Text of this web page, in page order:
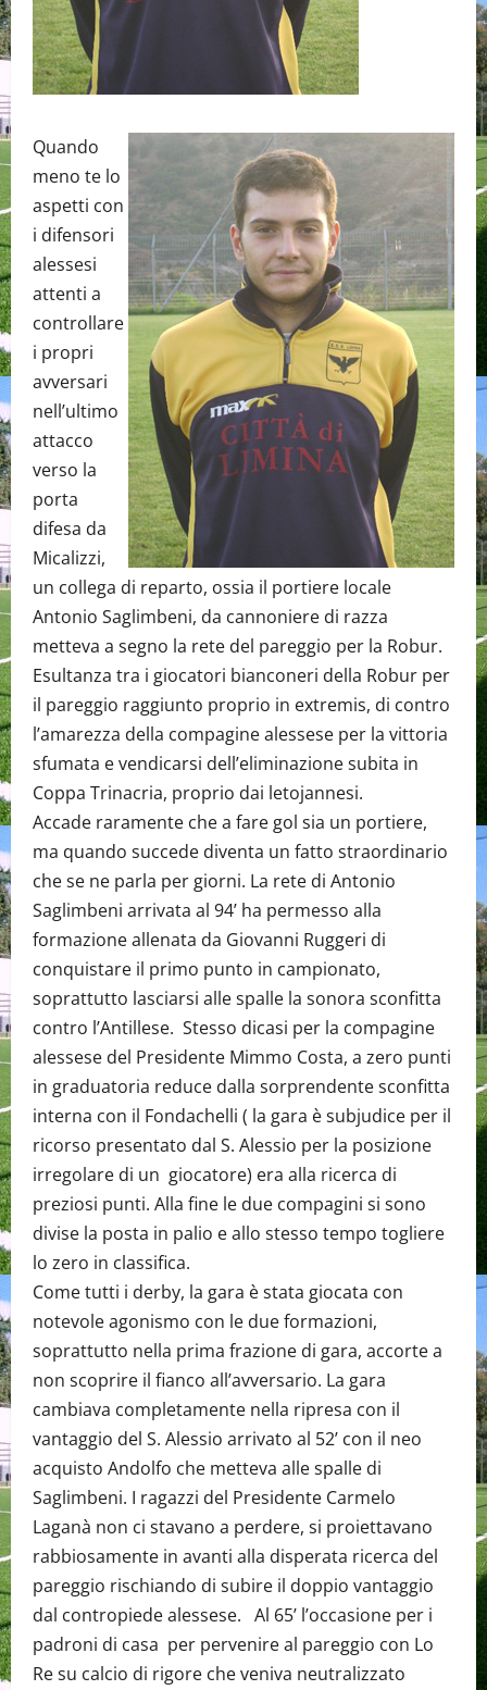
Quando
meno te lo
aspetti con
i difensori
alessesi
attenti a
controllare
i propri
avversari
nell’ultimo
attacco
verso la
porta
difesa da
Micalizzi,
un collega di reparto, ossia il portiere locale
Antonio Saglimbeni, da cannoniere di razza
metteva a segno la rete del pareggio per la Robur.
Esultanza tra i giocatori bianconeri della Robur per
il pareggio raggiunto proprio in extremis, di contro
l’amarezza della compagine alessese per la vittoria
sfumata e vendicarsi dell’eliminazione subita in
Coppa Trinacria, proprio dai letojannesi.
Accade raramente che a fare gol sia un portiere,
ma quando succede diventa un fatto straordinario
che se ne parla per giorni. La rete di Antonio
Saglimbeni arrivata al 94’ ha permesso alla
formazione allenata da Giovanni Ruggeri di
conquistare il primo punto in campionato,
soprattutto lasciarsi alle spalle la sonora sconfitta
contro l’Antillese. Stesso dicasi per la compagine
alessese del Presidente Mimmo Costa, a zero punti
in graduatoria reduce dalla sorprendente sconfitta
interna con il Fondachelli ( la gara è subjudice per il
ricorso presentato dal S. Alessio per la posizione
irregolare di un giocatore) era alla ricerca di
preziosi punti. Alla fine le due compagini si sono
divise la posta in palio e allo stesso tempo togliere
lo zero in classifica.
Come tutti i derby, la gara è stata giocata con
notevole agonismo con le due formazioni,
soprattutto nella prima frazione di gara, accorte a
non scoprire il fianco all’avversario. La gara
cambiava completamente nella ripresa con il
vantaggio del S. Alessio arrivato al 52’ con il neo
acquisto Andolfo che metteva alle spalle di
Saglimbeni. I ragazzi del Presidente Carmelo
Laganà non ci stavano a perdere, si proiettavano
rabbiosamente in avanti alla disperata ricerca del
pareggio rischiando di subire il doppio vantaggio
dal contropiede alessese. Al 65’ l’occasione per i
padroni di casa per pervenire al pareggio con Lo
Re su calcio di rigore che veniva neutralizzato